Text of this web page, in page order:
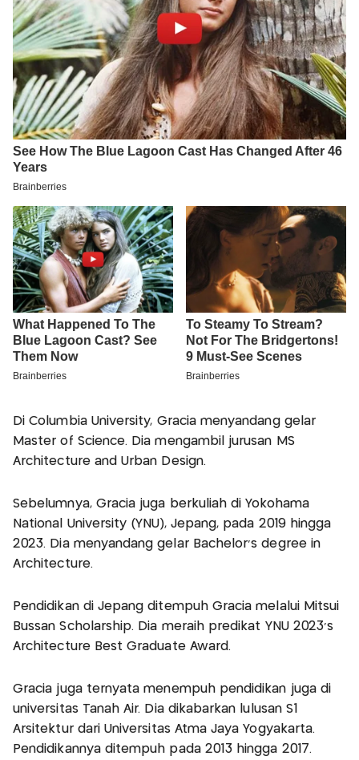
Di Columbia University, Gracia menyandang gelar
Master of Science. Dia mengambil jurusan MS
Architecture and Urban Design.
Sebelumnya, Gracia juga berkuliah di Yokohama
National University (YNU), Jepang, pada 2019 hingga
2023. Dia menyandang gelar Bachelor's degree in
Architecture.
Pendidikan di Jepang ditempuh Gracia melalui Mitsui
Bussan Scholarship. Dia meraih predikat YNU 2023's
Architecture Best Graduate Award.
Gracia juga ternyata menempuh pendidikan juga di
universitas Tanah Air. Dia dikabarkan lulusan S1
Arsitektur dari Universitas Atma Jaya Yogyakarta.
Pendidikannya ditempuh pada 2013 hingga 2017.